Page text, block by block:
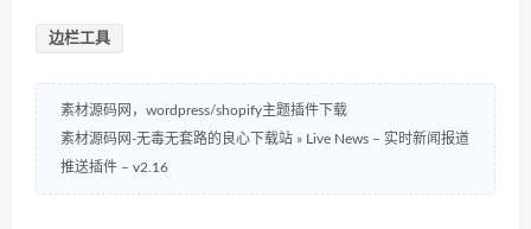
边栏工具
素材源码网，wordpress/shopify主题插件下载
素材源码网-无毒无套路的良心下载站 » Live News – 实时新闻报道
推送插件 – v2.16